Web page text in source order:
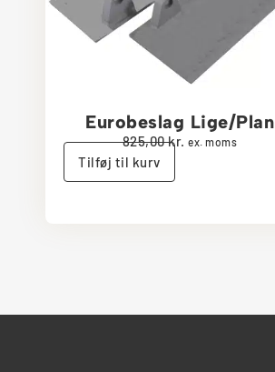
Eurobeslag Lige/Plan
825,00kr. ex. moms
Tilføj til kurv